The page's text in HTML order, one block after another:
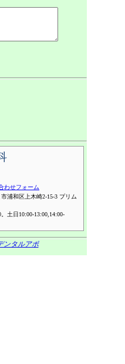
わせフォーム
浦和区上木崎2-15-3 プリム
土日10:00-13:00,14:00-
ンタルアポ